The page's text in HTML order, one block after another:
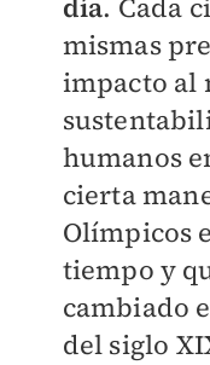
día. Cada
mismas
impacto al
humanos
cierta
Olímpicos
tiempo y
cambiado
del siglo